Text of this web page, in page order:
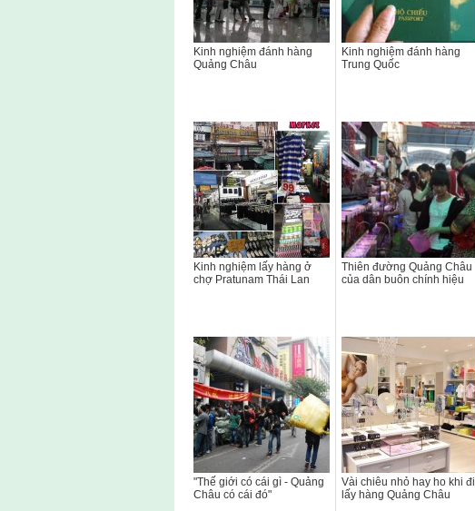
Kinh nghiệm đánh hàng
Quảng Châu
Kinh nghiệm đánh hàng
Trung Quốc
Kinh nghiệm lấy hàng ở
chợ Pratunam Thái Lan
Thiên đường Quảng Châu
của dân buôn chính hiệu
"Thế giới có cái gì - Quảng
Châu có cái đó"
Vài chiêu nhỏ hay ho khi đi
lấy hàng Quảng Châu